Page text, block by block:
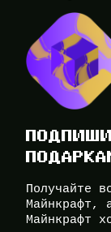
Получайте
Майнкрафт,
Майнкрафт